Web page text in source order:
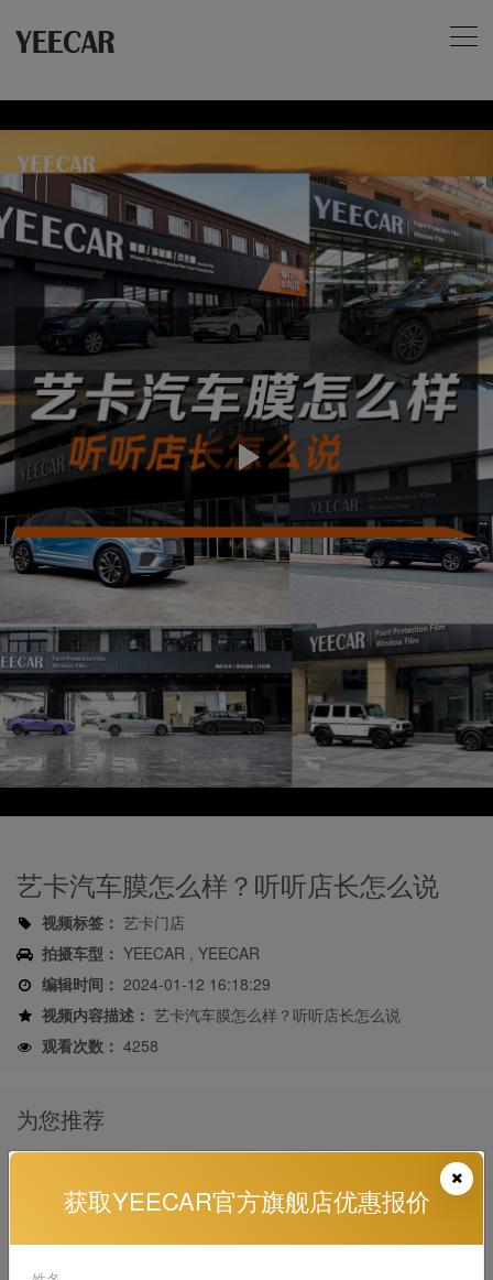
Play
Video
艺卡汽车膜怎么样？听听店长怎么说
视频标签： 艺卡门店
拍摄车型： YEECAR , YEECAR
编辑时间： 2024-01-12 16:18:29
视频内容描述： 艺卡汽车膜怎么样？听听店长怎么说
观看次数： 4258
为您推荐
YEECAR , YEECAR 干货分享
获取YEECAR官方旗舰店优惠报价